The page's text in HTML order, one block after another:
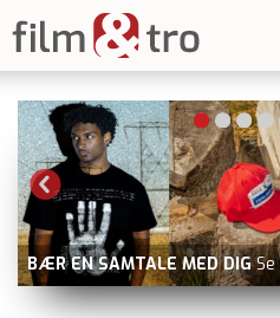
BÆR EN SAMTALE MED DIG